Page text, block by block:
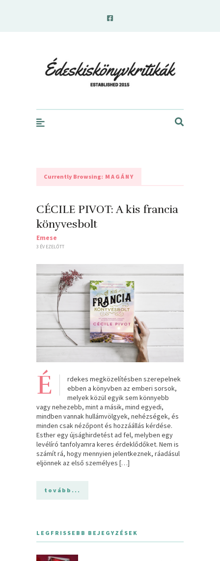
Currently Browsing: MAGÁNY
CÉCILE PIVOT: A kis francia
könyvesbolt
Emese
3 ÉV EZELŐTT
É
rdekes megközelítésben szerepelnek
ebben a könyvben az emberi sorsok,
melyek közül egyik sem könnyebb
vagy nehezebb, mint a másik, mind egyedi,
mindben vannak hullámvölgyek, nehézségek, és
minden csak nézőpont és hozzáállás kérdése.
Esther egy újsághirdetést ad fel, melyben egy
levélíró tanfolyamra keres érdeklődőket. Nem is
számít rá, hogy mennyien jelentkeznek, ráadásul
eljönnek az első személyes […]
tovább...
LEGFRISSEBB BEJEGYZÉSEK